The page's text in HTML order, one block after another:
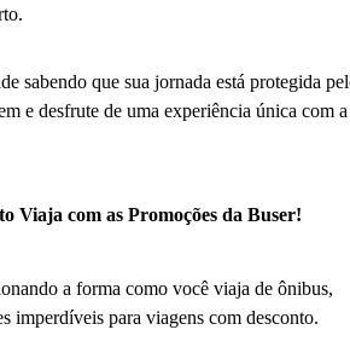
sabendo que sua jornada está protegida
e desfrute de uma experiência única com a
Viaja com as Promoções da Buser!
a forma como você viaja de ônibus,
imperdíveis para viagens com desconto.